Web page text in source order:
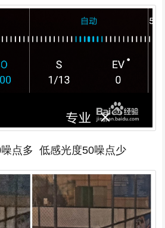
点多 低感光度50噪点少